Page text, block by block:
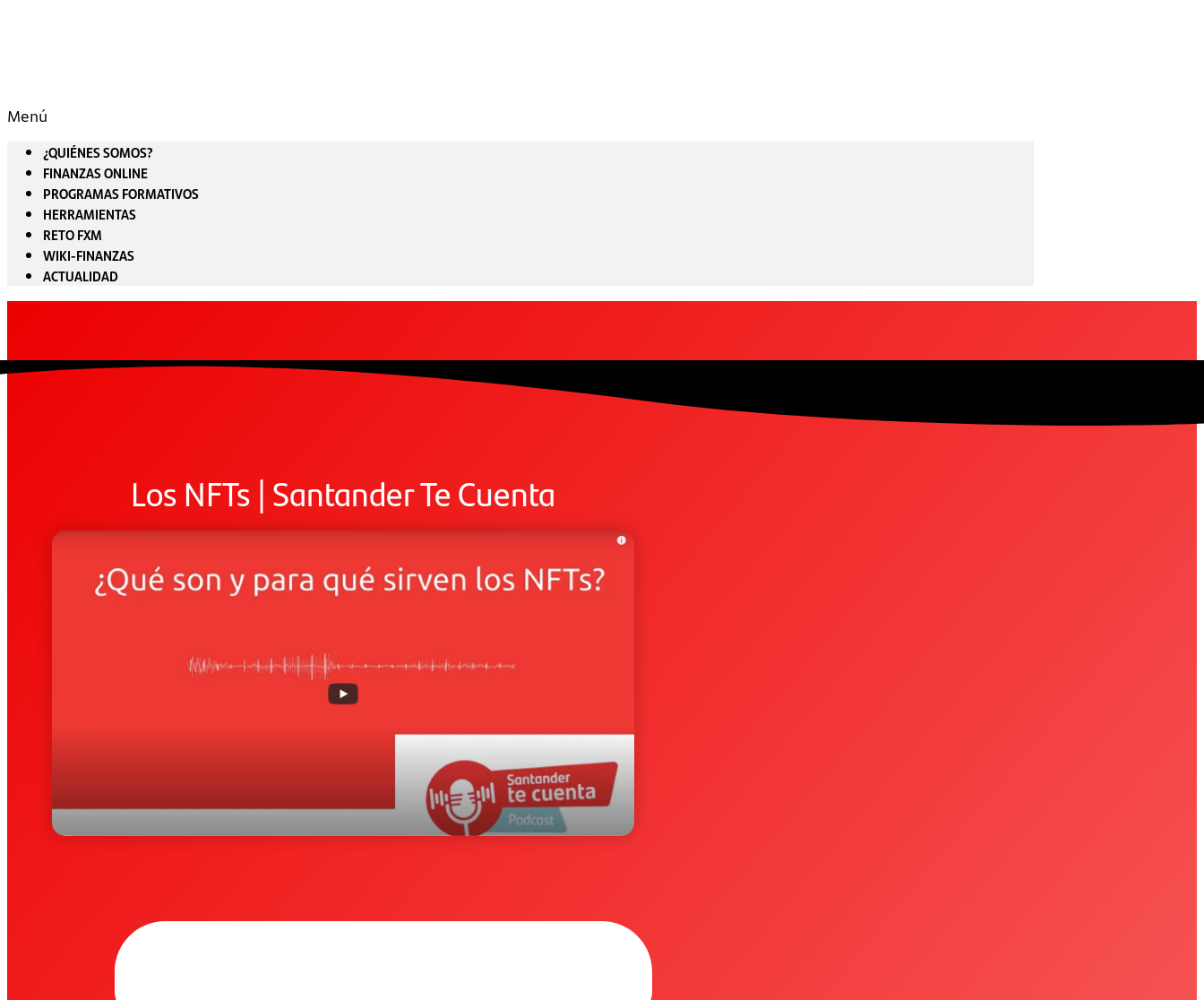
Menú
¿QUIÉNES SOMOS?
FINANZAS ONLINE
PROGRAMAS FORMATIVOS
HERRAMIENTAS
RETO FXM
WIKI-FINANZAS
ACTUALIDAD
Los NFTs | Santander Te Cuenta